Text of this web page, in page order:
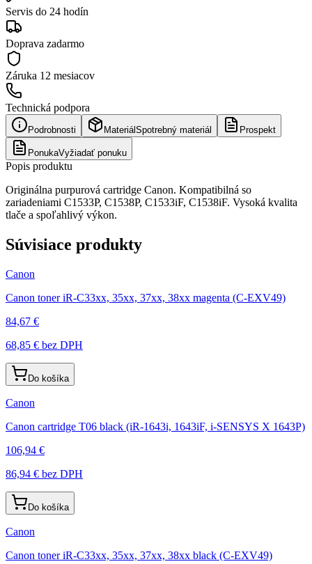
Servis do 24 hodín
Doprava zadarmo
Záruka 12 mesiacov
Technická podpora
Podrobnosti Materiál Spotrebný materiál Prospekt
PonukaVyžiadať ponuku
Popis produktu
Originálna purpurová cartridge Canon. Kompatibilná so
zariadeniami C1533P, C1538P, C1533iF, C1538iF. Vysoká kvalita
tlače a spoľahlivý výkon.
Súvisiace produkty
Canon
Canon toner iR-C33xx, 35xx, 37xx, 38xx magenta (C-EXV49)
84,67 €
68,85 € bez DPH
Do košíka
Canon
Canon cartridge T06 black (iR-1643i, 1643iF, i-SENSYS X 1643P)
106,94 €
86,94 € bez DPH
Do košíka
Canon
Canon toner iR-C33xx, 35xx, 37xx, 38xx black (C-EXV49)